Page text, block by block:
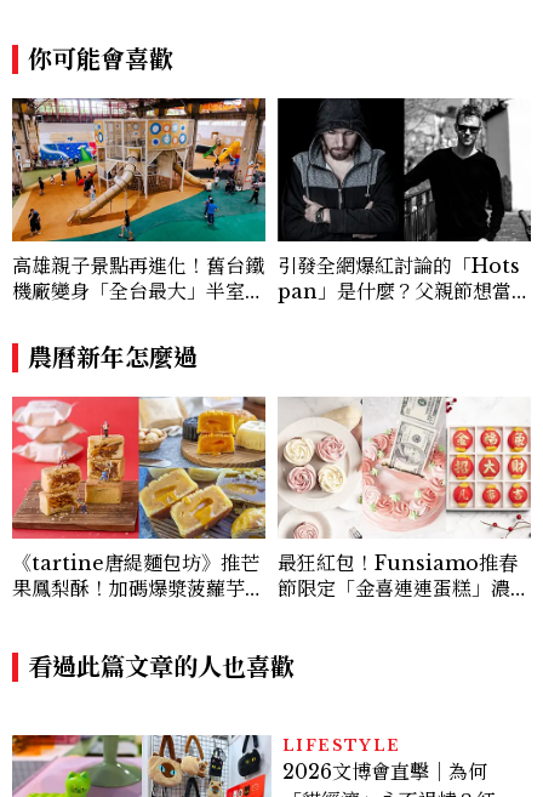
你可能會喜歡
高雄親子景點再進化！舊台鐵
機廠變身「全台最大」半室內
費玩到飽
引發全網爆紅討論的「Hots
pan」是什麼？父親節想當天
農曆新年怎麼過
《tartine唐緹麵包坊》推芒
果鳳梨酥！加碼爆漿菠蘿芋頭
最狂紅包！Funsiamo推春
節限定「金喜連連蛋糕」濃濃
看過此篇文章的人也喜歡
LIFESTYLE
2026文博會直擊｜為何